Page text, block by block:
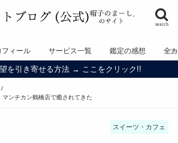
search
フィール サービス一覧 鑑定の感想 全
を引き寄せる方法 → ここをクリック!!
ンチカン鶴橋店で癒されてきた
スイーツ・カフェ